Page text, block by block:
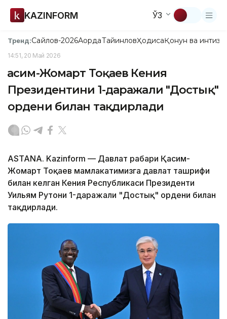
KAZINFORM ЎЗ
Тренд:Сайлов-2026АқордаТайинловҲодисаҚонун ва
14:51, 20 Май 2026
Қасим-Жомарт Тоқаев Кения
Президентини 1-даражали "Достық"
ордени билан тақдирлади
ASTANA. Kazinform — Давлат раҳбари Қасим-
Жомарт Тоқаев мамлакатимизга давлат ташрифи
билан келган Кения Республикаси Президенти
Уильям Рутони 1-даражали "Достық" ордени билан
тақдирлади.